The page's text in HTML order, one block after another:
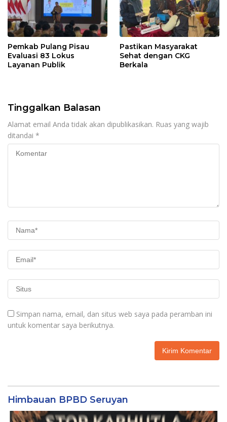
Pemkab Pulang Pisau
Evaluasi 83 Lokus
Layanan Publik
Pastikan Masyarakat
Sehat dengan CKG
Berkala
Tinggalkan Balasan
Alamat email Anda tidak akan dipublikasikan. Ruas yang wajib
ditandai *
Simpan nama, email, dan situs web saya pada peramban ini
untuk komentar saya berikutnya.
Himbauan BPBD Seruyan